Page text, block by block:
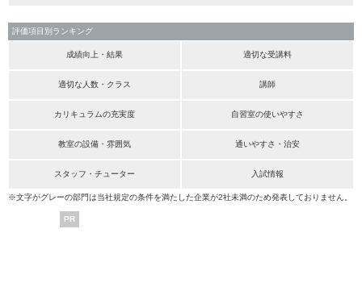
評価項目別ランキング
成績向上・結果 適切な受講料
適切な人数・クラス 講師
カリキュラムの充実度 自習室の使いやすさ
教室の設備・雰囲気 通いやすさ・治安
スタッフ・チューター 入試情報
※文字がグレーの部門は当社規定の条件を満たした企業が2社未満のため発表しておりません。
PR